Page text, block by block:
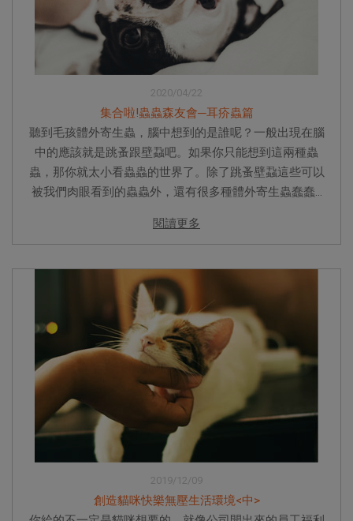
2020/04/22
集合啦!蟲蟲森友會─耳疥蟲篇
聽到毛孩體外寄生蟲，腦中想到的是誰呢？一般出現在腦
中的應該就是跳蚤跟壁蝨吧。如果你只能想到這兩種蟲
蟲，那你就太小看蟲蟲的世界了。除了跳蚤壁蝨這些可以
被我們肉眼看到的蟲蟲外，還有很多種體外寄生蟲蠢蠢...
閱讀更多
2019/12/09
創造貓咪快樂無壓生活環境<中>